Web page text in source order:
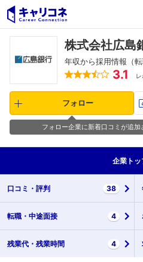
株式会社広島
年収から採用情報（
3.1
フォロー
フォロー企業に新着口コミが追
企業 ト
口コミ・ 評判 38
転職・ 中途面接 4
残業代・ 残業時間 4